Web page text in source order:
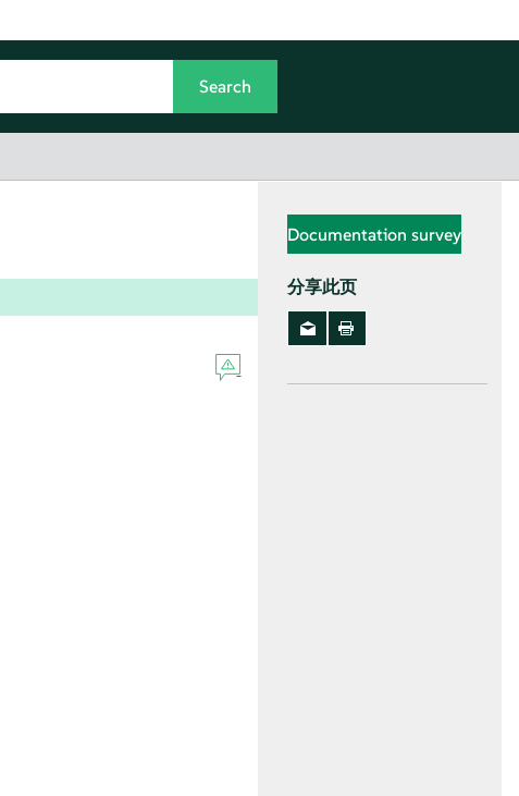
Documentation survey
分享此页